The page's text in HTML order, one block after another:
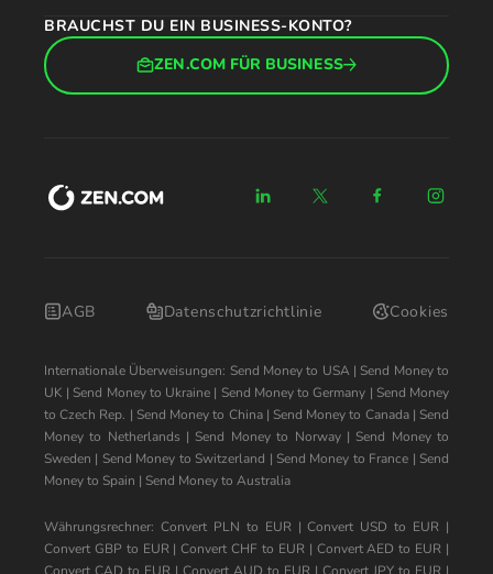
BRAUCHST DU EIN BUSINESS-KONTO?
ZEN.COM FÜR BUSINESS
AGB Datenschutzrichtlinie Cookies
Internationale Überweisungen: Send Money to USA| Send Money to
UK | Send Money to Ukraine | Send Money to Germany | Send Money
to Czech Rep. | Send Money to China| Send Money to Canada| Send
Money to Netherlands | Send Money to Norway| Send Money to
Sweden | Send Money to Switzerland | Send Money to France | Send
Money to Spain | Send Money to Australia
Währungsrechner: Convert PLN to EUR|Convert USD to EUR |
Convert GBP to EUR|Convert CHF to EUR| Convert AED to EUR |